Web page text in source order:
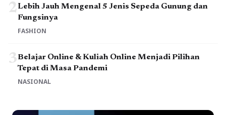
2Lebih Jauh Mengenal 5 Jenis Sepeda Gunung dan
Fungsinya
FASHION
3Belajar Online & Kuliah Online Menjadi Pilihan
Tepat di Masa Pandemi
NASIONAL